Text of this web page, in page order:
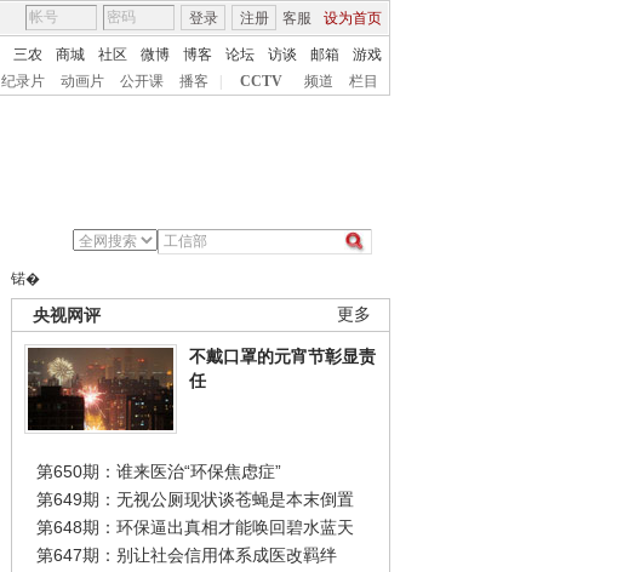
客服 设为首页
登录 注册
三农 商城 社区 微博 博客 论坛 访谈 邮箱
游戏
纪录片 动画片 公开课 播客 CCTV 频道 栏目
锘�
更多
央视网评
不戴口罩的元宵节彰显责
任
第650期：谁来医治“环保焦虑症”
第649期：无视公厕现状谈苍蝇是本末倒置
第648期：环保逼出真相才能唤回碧水蓝天
第647期：别让社会信用体系成医改羁绊